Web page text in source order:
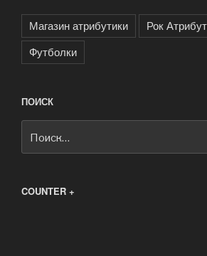
Магазин атрибутики
Рок
Футболки
ПОИСК
COUNTER +